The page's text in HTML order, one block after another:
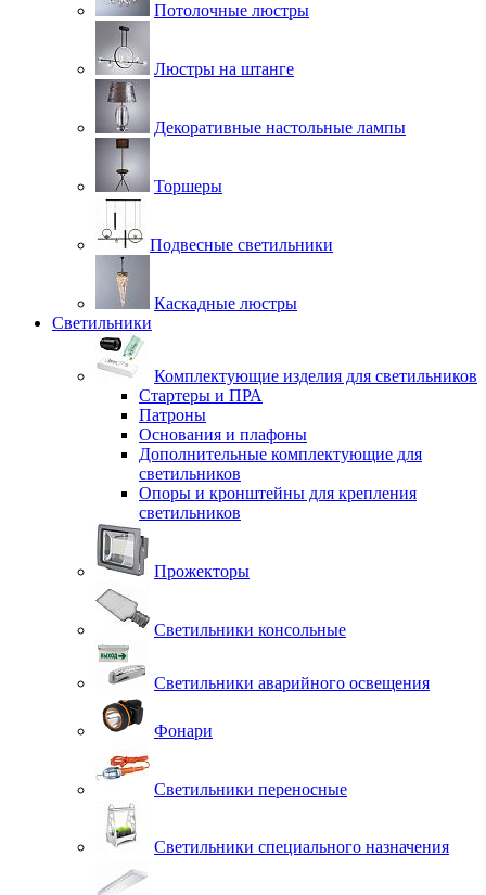
Потолочные люстры
Люстры на штанге
Декоративные настольные лампы
Торшеры
Подвесные светильники
Каскадные люстры
Светильники
Комплектующие изделия для светильников
Стартеры и ПРА
Патроны
Основания и плафоны
Дополнительные комплектующие для
светильников
Опоры и кронштейны для крепления
светильников
Прожекторы
Светильники консольные
Светильники аварийного освещения
Фонари
Светильники переносные
Светильники специального назначения